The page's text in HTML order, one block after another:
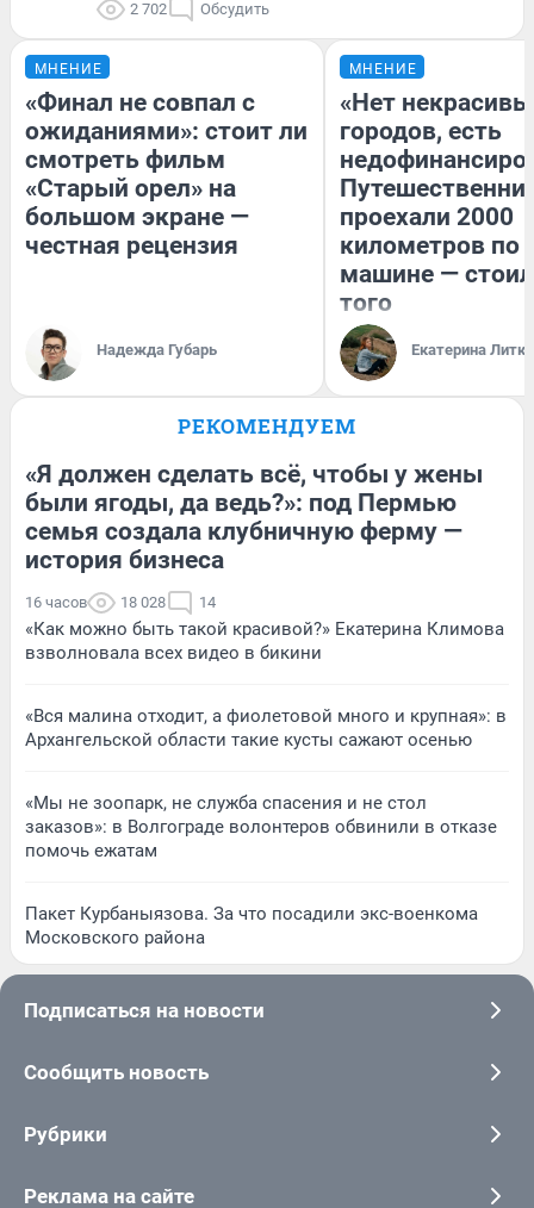
2 702 Обсудить
МНЕНИЕ
«Финал не совпал с
ожиданиями»: стоит ли
смотреть фильм
«Старый орел» на
большом экране —
честная рецензия
Надежда Губарь
МНЕНИЕ
«Нет
городов, есть
проехали 2000
километров по
машине —
того
Екатерина
РЕКОМЕНДУЕМ
«Я должен сделать всё, чтобы у жены
были ягоды, да ведь?»: под Пермью
семья создала клубничную ферму —
история бизнеса
16 часов 18 028 14
«Как можно быть такой красивой?» Екатерина Климова
взволновала всех видео в бикини
«Вся малина отходит, а фиолетовой много и крупная»: в
Архангельской области такие кусты сажают осенью
«Мы не зоопарк, не служба спасения и не стол
заказов»: в Волгограде волонтеров обвинили в отказе
помочь ежатам
Пакет Курбаныязова. За что посадили экс-военкома
Московского района
Подписаться на новости
Сообщить новость
Рубрики
Реклама на сайте